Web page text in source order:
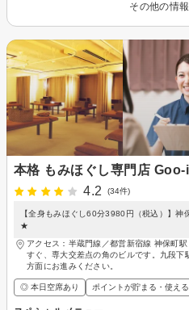
その他の情
本格 もみほぐし専門店
4.2
(34件)
【全身もみほぐし60分3980円（税込）】
★
アクセス：半蔵門線／都営新宿線 神保町
すぐ、専大交差点の角のビルです。九段下
方面にお進みください。
◎ 本日空席あり ポイントが貯まる・使える